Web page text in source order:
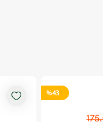
%43